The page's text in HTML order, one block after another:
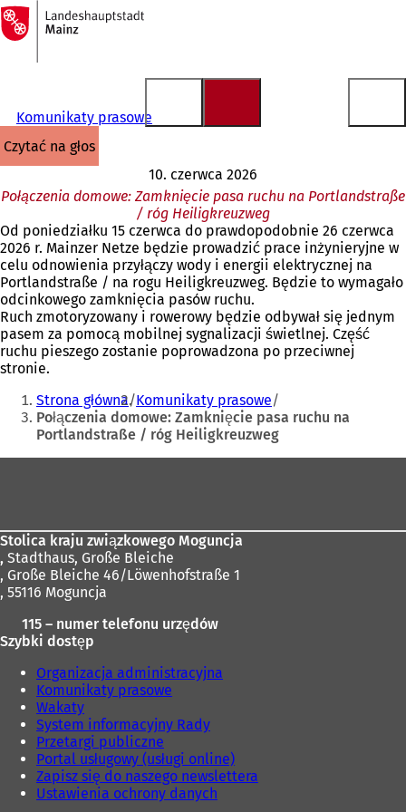
Przejdź do treści
Do
strony
głównej
Komunikaty prasowe
czytać na głos
10. czerwca 2026
Połączenia domowe: Zamknięcie pasa ruchu na Portlandstraße
/ róg Heiligkreuzweg
Od poniedziałku 15 czerwca do prawdopodobnie 26 czerwca
2026 r. Mainzer Netze będzie prowadzić prace inżynieryjne w
celu odnowienia przyłączy wody i energii elektrycznej na
Portlandstraße / na rogu Heiligkreuzweg. Będzie to wymagało
odcinkowego zamknięcia pasów ruchu.
Ruch zmotoryzowany i rowerowy będzie odbywał się jednym
pasem za pomocą mobilnej sygnalizacji świetlnej. Część
ruchu pieszego zostanie poprowadzona po przeciwnej
stronie.
Jesteś
tutaj:
Strona główna Komunikaty prasowe
Połączenia domowe: Zamknięcie pasa ruchu na
Portlandstraße / róg Heiligkreuzweg
Stolica kraju związkowego Moguncja
, Stadthaus, Große Bleiche
, Große Bleiche 46/Löwenhofstraße 1
, 55116 Moguncja
115 – numer telefonu urzędów
Szybki dostęp
Organizacja administracyjna
Komunikaty prasowe
Wakaty
System informacyjny Rady
Przetargi publiczne
Portal usługowy (usługi online)
Zapisz się do naszego newslettera
Ustawienia ochrony danych